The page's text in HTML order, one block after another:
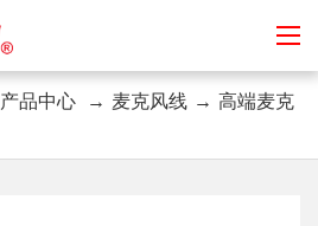
产品中心 → 麦克风线 → 高端麦克